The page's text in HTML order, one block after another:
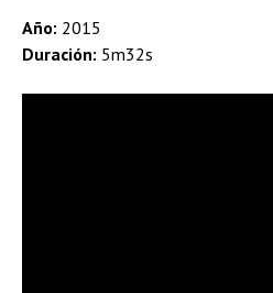
Año: 2015
Duración: 5m32s